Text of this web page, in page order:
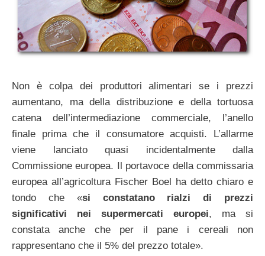
Non è colpa dei produttori alimentari se i prezzi
aumentano, ma della distribuzione e della tortuosa
catena dell’intermediazione commerciale, l’anello
finale prima che il consumatore acquisti. L’allarme
viene lanciato quasi incidentalmente dalla
Commissione europea. Il portavoce della commissaria
europea all’agricoltura Fischer Boel ha detto chiaro e
tondo che «si constatano rialzi di prezzi
significativi nei supermercati europei, ma si
constata anche che per il pane i cereali non
rappresentano che il 5% del prezzo totale».